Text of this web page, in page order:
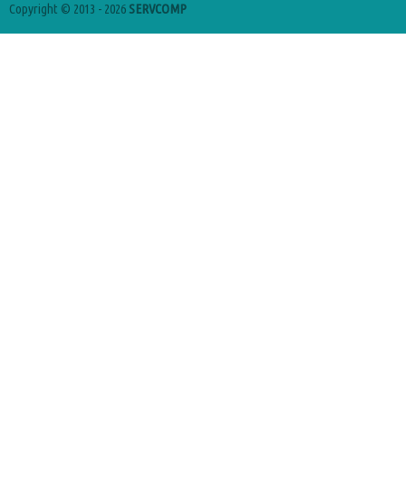
Copyright © 2013 - 2026 SERVCOMP